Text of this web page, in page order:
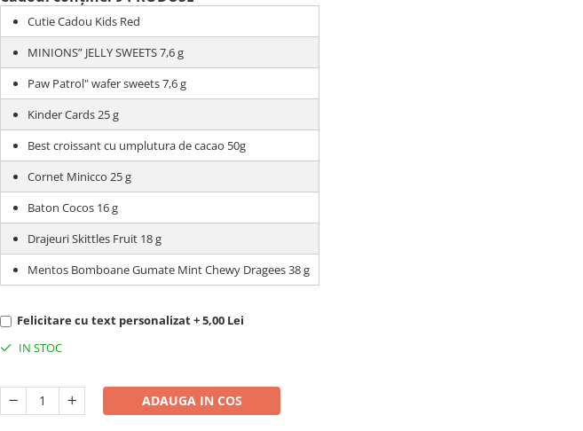
Cutie Cadou Kids Red
MINIONS” JELLY SWEETS 7,6 g
Paw Patrol" wafer sweets 7,6 g
Kinder Cards 25 g
Best croissant cu umplutura de cacao 50g
Cornet Minicco 25 g
Baton Cocos 16 g
Drajeuri Skittles Fruit 18 g
Mentos Bomboane Gumate Mint Chewy Dragees 38 g
Felicitare cu text personalizat + 5,00 Lei
IN STOC
ADAUGA IN COS